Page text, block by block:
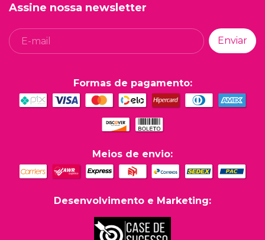
Assine nossa newsletter
Formas de pagamento:
Meios de envio:
Desenvolvimento e Marketing: